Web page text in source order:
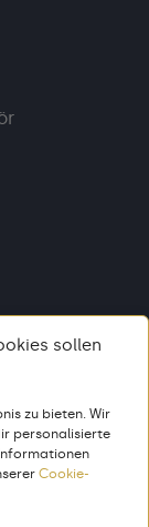
sollen
zu bieten. Wir
personalisierte
Cookie-